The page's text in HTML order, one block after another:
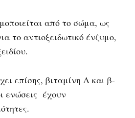
από το σώμα, ως
το αντιοξειδωτικό ένζυμο,
επίσης, βιταμίνη A και β-
ενώσεις έχουν